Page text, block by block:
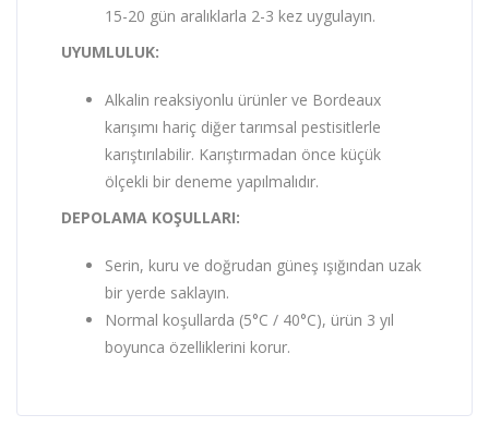
15-20 gün aralıklarla 2-3 kez uygulayın.
UYUMLULUK:
Alkalin reaksiyonlu ürünler ve Bordeaux
karışımı hariç diğer tarımsal pestisitlerle
karıştırılabilir. Karıştırmadan önce küçük
ölçekli bir deneme yapılmalıdır.
DEPOLAMA KOŞULLARI:
Serin, kuru ve doğrudan güneş ışığından uzak
bir yerde saklayın.
Normal koşullarda (5°C / 40°C), ürün 3 yıl
boyunca özelliklerini korur.